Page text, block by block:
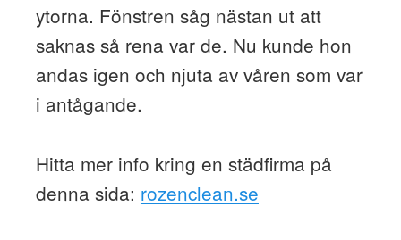
ytorna. Fönstren såg nästan ut att
saknas så rena var de. Nu kunde hon
andas igen och njuta av våren som var
i antågande.
Hitta mer info kring en städfirma på
denna sida: rozenclean.se